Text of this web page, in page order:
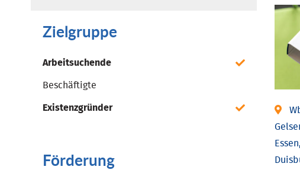
Zielgruppe
Arbeitsuchende
Beschäftigte
Existenzgründer
Förderung